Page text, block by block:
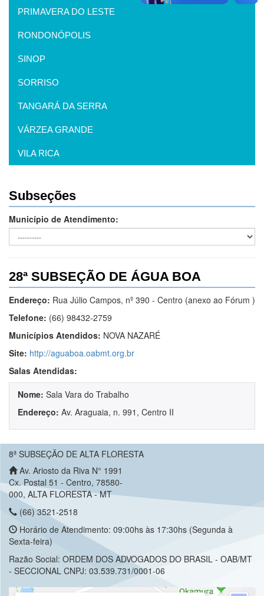
PRIMAVERA DO LESTE
RONDONÓPOLIS
SINOP
SORRISO
TANGARÁ DA SERRA
VÁRZEA GRANDE
VILA RICA
Subseções
Município de Atendimento:
28ª SUBSEÇÃO DE ÁGUA BOA
Endereço: Rua Júlio Campos, nº 390 - Centro (anexo ao Fórum )
Telefone: (66) 98432-2759
Municípios Atendidos: NOVA NAZARÉ
Site: http://aguaboa.oabmt.org.br
Salas Atendidas:
Nome: Sala Vara do Trabalho
Endereço: Av. Araguaia, n. 991, Centro II
8ª SUBSEÇÃO DE ALTA FLORESTA
Av. Ariosto da Riva N° 1991
Cx. Postal 51 - Centro, 78580-
000, ALTA FLORESTA - MT
(66) 3521-2518
Horário de Atendimento: 09:00hs às 17:30hs (Segunda à
Sexta-feira)
Razão Social: ORDEM DOS ADVOGADOS DO BRASIL - OAB/MT
- SECCIONAL CNPJ: 03.539.731/0001-06